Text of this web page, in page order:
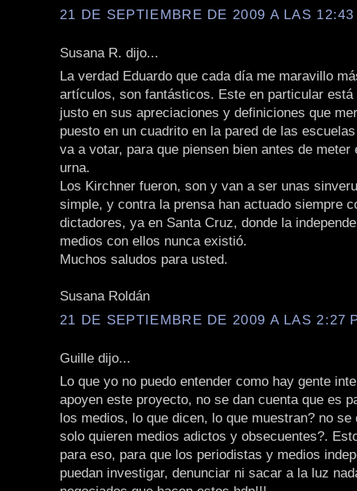
21 DE SEPTIEMBRE DE 2009 A LAS 12:43
Susana R. dijo...
La verdad Eduardo que cada día me maravillo
artículos, son fantásticos. Este en particular está
justo en sus apreciaciones y definiciones que
puesto en un cuadrito en la pared de las
va a votar, para que piensen bien antes de meter
urna.
Los Kirchner fueron, son y van a ser unas
simple, y contra la prensa han actuado siempre
dictadores, ya en Santa Cruz, donde la
medios con ellos nunca existió.
Muchos saludos para usted.
Susana Roldán
21 DE SEPTIEMBRE DE 2009 A LAS 2:27
Guille dijo...
Lo que yo no puedo entender como hay gente
apoyen este proyecto, no se dan cuenta que es
los medios, lo que dicen, lo que muestran? no se
solo quieren medios adictos y obsecuentes?.
para eso, para que los periodistas y medios
puedan investigar, denunciar ni sacar a la luz